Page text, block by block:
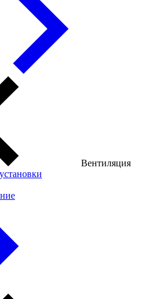
Вентиляция